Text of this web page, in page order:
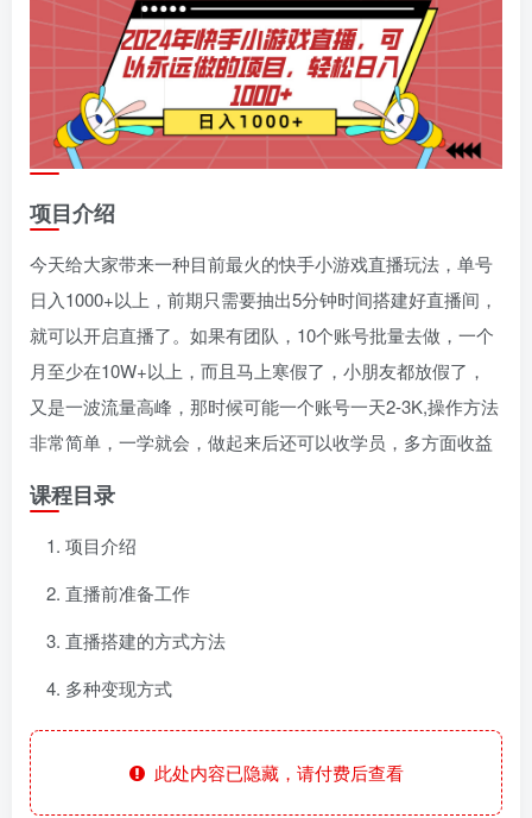
项目介绍
今天给大家带来一种目前最火的快手小游戏直播玩法，单号
日入1000+以上，前期只需要抽出5分钟时间搭建好直播间，
就可以开启直播了。如果有团队，10个账号批量去做，一个
月至少在10W+以上，而且马上寒假了，小朋友都放假了，
又是一波流量高峰，那时候可能一个账号一天2-3K,操作方法
非常简单，一学就会，做起来后还可以收学员，多方面收益
课程目录
项目介绍
直播前准备工作
直播搭建的方式方法
多种变现方式
此处内容已隐藏，请付费后查看